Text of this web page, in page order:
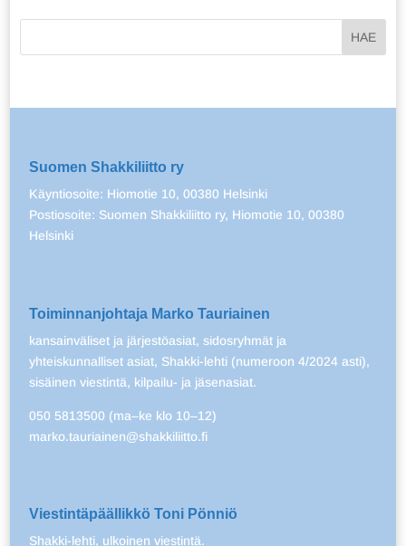
Suomen Shakkiliitto ry
Käyntiosoite: Hiomotie 10, 00380 Helsinki
Postiosoite: Suomen Shakkiliitto ry, Hiomotie 10, 00380
Helsinki
Toiminnanjohtaja Marko Tauriainen
kansainväliset ja järjestöasiat, sidosryhmät ja
yhteiskunnalliset asiat, Shakki-lehti (numeroon 4/2024 asti),
sisäinen viestintä, kilpailu- ja jäsenasiat.
050 5813500 (ma–ke klo 10–12)
marko.tauriainen@shakkiliitto.fi
Viestintäpäällikkö Toni Pönniö
Shakki-lehti, ulkoinen viestintä.